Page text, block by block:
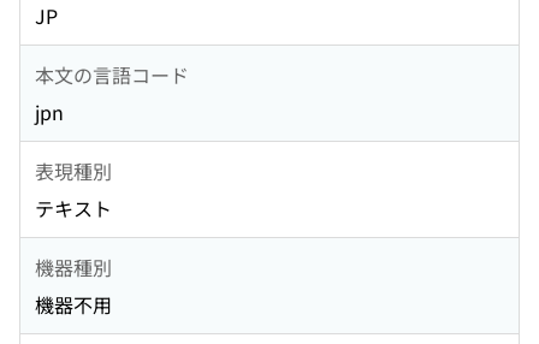
JP
本文の言語コード
jpn
表現種別
テキスト
機器種別
機器不用